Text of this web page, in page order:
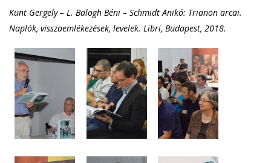
Kunt Gergely – L. Balogh Béni – Schmidt Anikó: Trianon arcai.
Naplók, visszaemlékezések, levelek. Libri, Budapest, 2018.